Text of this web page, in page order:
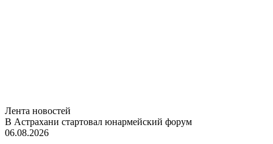
Лента новостей
В Астрахани стартовал юнармейский форум
06.08.2026